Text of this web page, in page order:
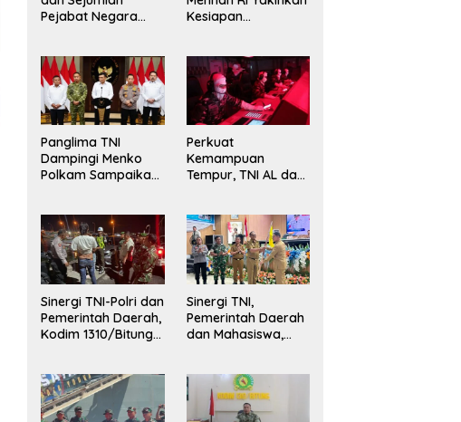
Pejabat Negara
Brevet Korps
Marinir
Kesiapan
Panglima TNI
Dampingi Menko
Polkam Sampaikan
Bangsa
Perkuat
Kemampuan
Tempur, TNI AL dan
Latihan ORRUDA
2026
Sinergi TNI-Polri dan
Pemerintah Daerah,
Kodim 1310/Bitung
Wilayah Kota Bitung
Sinergi TNI,
Pemerintah Daerah
dan Mahasiswa,
Mahasiswa KKT
Unsrat Manado di
Kota Bitung